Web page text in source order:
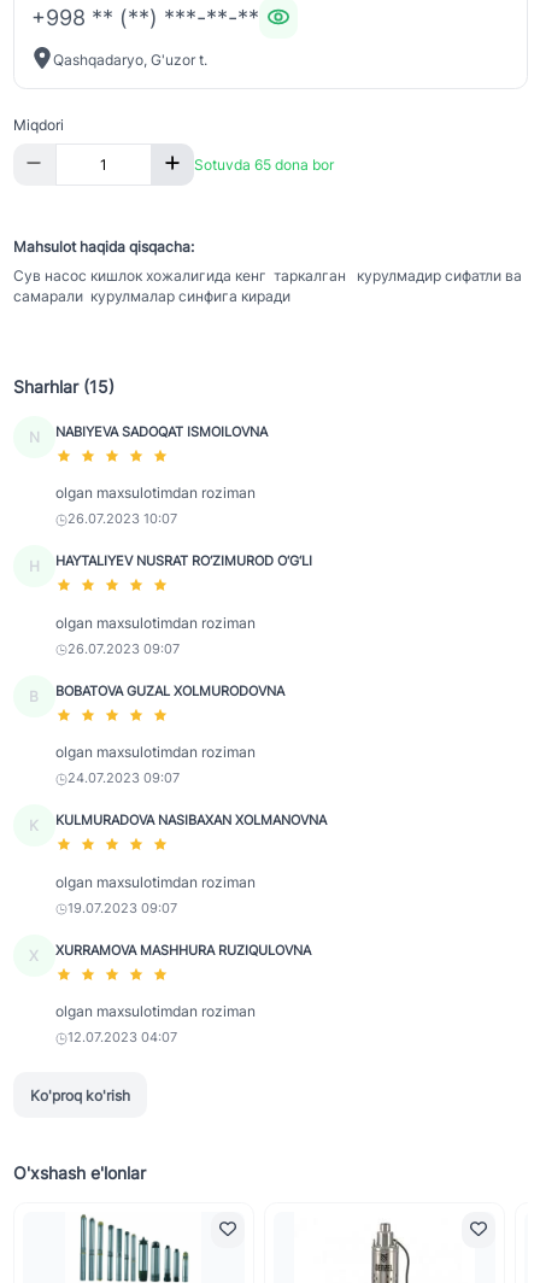
+998 ** (**) ***-**-**
Qashqadaryo, G'uzor t.
Miqdori
Sotuvda 65 dona bor
Mahsulot haqida qisqacha:
Сув насос кишлок хожалигида кенг таркалган курулмадир сифатли ва
самарали курулмалар синфига киради
Sharhlar (15)
N NABIYEVA SADOQAT ISMOILOVNA
olgan maxsulotimdan roziman
26.07.2023 10:07
H HAYTALIYEV NUSRAT RO‘ZIMUROD O‘G‘LI
olgan maxsulotimdan roziman
26.07.2023 09:07
B BOBATOVA GUZAL XOLMURODOVNA
olgan maxsulotimdan roziman
24.07.2023 09:07
K KULMURADOVA NASIBAXAN XOLMANOVNA
olgan maxsulotimdan roziman
19.07.2023 09:07
X XURRAMOVA MASHHURA RUZIQULOVNA
olgan maxsulotimdan roziman
12.07.2023 04:07
Ko'proq ko'rish
O'xshash e'lonlar